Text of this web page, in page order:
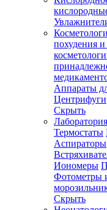
Зачем
регистрироваться?
Все
покупки
одном
месте
Личный
менеджер
Отслеживание
статуса
похудения
Аппараты
Центрифуги
Скрыть
Лаборатория
Термостаты
Аспираторы
Иономеры
Фотометры
Скрыть